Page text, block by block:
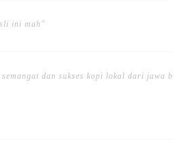
ini mah"
dan sukses kopi lokal dari jawa b